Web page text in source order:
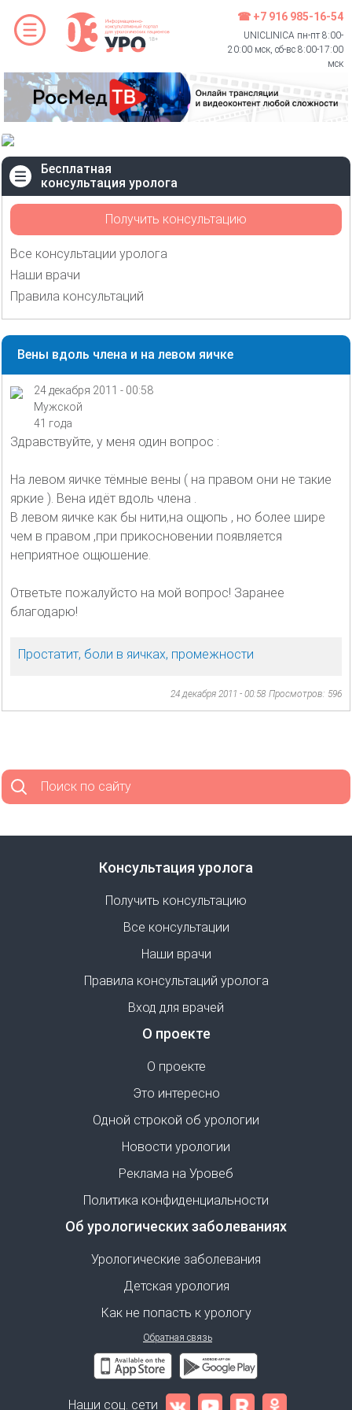
☎ +7 916 985-16-54
UNICLINICA пн-пт 8:00-
20:00 мск, сб-вс 8:00-17:00
мск
Бесплатная
консультация уролога
Получить консультацию
Все консультации уролога
Наши врачи
Правила консультаций
Вены вдоль члена и на левом яичке
24 декабря 2011 - 00:58
Мужской
41 года
Здравствуйте, у меня один вопрос :
На левом яичке тёмные вены ( на правом они не такие
яркие ). Вена идёт вдоль члена .
В левом яичке как бы нити,на ощюпь , но более шире
чем в правом ,при прикосновении появляется
неприятное ощюшение.
Ответьте пожалуйсто на мой вопрос! Заранее
благодарю!
Простатит, боли в яичках, промежности
24 декабря 2011 - 00:58 Просмотров: 596
Поиск по сайту
Консультация уролога
Получить консультацию
Все консультации
Наши врачи
Правила консультаций уролога
Вход для врачей
О проекте
О проекте
Это интересно
Одной строкой об урологии
Новости урологии
Реклама на Уровеб
Политика конфиденциальности
Об урологических заболеваниях
Урологические заболевания
Детская урология
Как не попасть к урологу
Обратная связь
Наши соц. сети